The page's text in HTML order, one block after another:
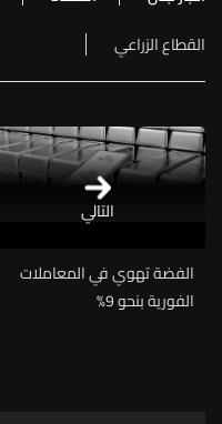
القطاع الزراعي
التالي
الفضة تهوي في المعاملات
الفورية بنحو 9%